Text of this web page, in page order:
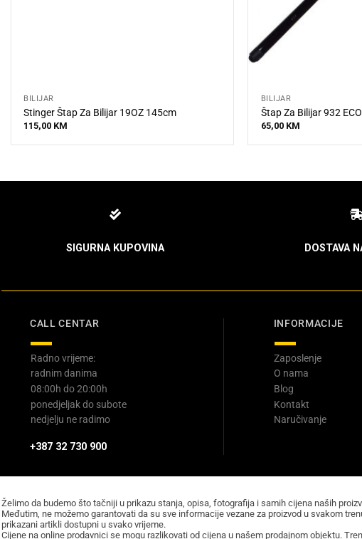
BILIJAR
Stinger Štap Za Bilijar 19OZ 145cm
115,00 KM
BILIJAR
Štap Za Bilijar 932
65,00 KM
SIGURNA KUPOVINA DOSTAVA
CALL CENTAR
Radno vrijeme:
radnim danima
08:00h do 20:00h
ponedjeljak do subote
nedjelju ne radimo
+387 32 730 900
INFORMACIJE
Zaposlenje
O nama
Blog
Kontakt
Naručivanje
Želimo da budemo što tačniji u prikazu stanja, opisa, fotografija i samih cijena naših
Međutim, ne možemo garantovati da su sve informacije vezane za proizvod u svakom
prikazani artikli dostupni u svako vrijeme.
Cijene na online prodavnici se mogu razlikovati od cijena u našem prodajnom objektu.